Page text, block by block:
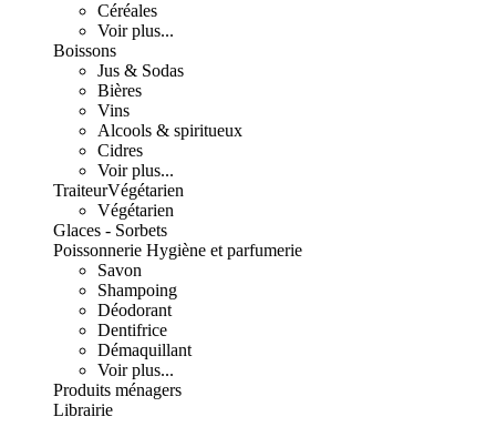
Céréales
Voir plus...
Boissons
Jus & Sodas
Bières
Vins
Alcools & spiritueux
Cidres
Voir plus...
TraiteurVégétarien
Végétarien
Glaces - Sorbets
Poissonnerie Hygiène et parfumerie
Savon
Shampoing
Déodorant
Dentifrice
Démaquillant
Voir plus...
Produits ménagers
Librairie